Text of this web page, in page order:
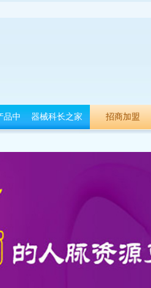
品中 器械科长之家 招商加盟